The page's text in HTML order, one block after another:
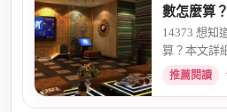
數怎麼算
｜2026最
14373 想知
算？本文詳
式，從「坐
推薦閱讀